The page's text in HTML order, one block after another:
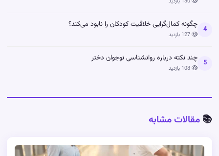
4 چگونه کمال‌گرایی خلاقیت کودکان را نابود می‌کند؟
5 چند نکته درباره روانشناسی نوجوان دختر
📚 مقالات مشابه